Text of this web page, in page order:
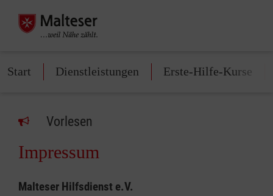
Start Dienstleistungen Erste-Hilfe-Kurse
Vorlesen
Impressum
Malteser Hilfsdienst e.V.